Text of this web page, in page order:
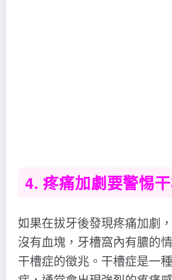
4. 疼痛加劇要警惕
如果在拔牙後發現疼痛加劇
沒有血塊，牙槽窩內有膿的
干槽症的徵兆。干槽症是一